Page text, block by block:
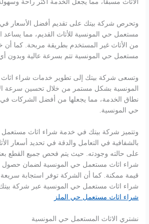
الأثاث مسبقًا، مما يجعل الخدمة أكثر راحة
وتحرص شركة بيتك على تقديم أفضل الأسعار
مستعمل حي المونسية للأثاث القديم، مما يساعد
من الأثاث غير المستخدم بطريقة مربحة. كما أن
مستعمل حي المونسية تتم بسرعة عالية وبدون أي
وتسعى شركة بيتك إلى تطوير خدمات شراء
المونسية بشكل مستمر من خلال تحسين سرعة
نطاق الخدمة، مما يجعلها من أفضل الشركات في
حي المونسية.
وتتميز شركة بيتك في خدمة شراء اثاث مستعمل
بالشفافية في التعامل والدقة في تحديد أسعار
على حالته وجودته. حيث يتم فحص جميع القطع
شراء اثاث مستعمل حي المونسية لضمان حصول
قيمة ممكنة. كما أن الشركة توفر استجابة
شراء اثاث مستعمل حي المونسية عبر شركة بيتك
شراء اثاث مستعمل حي الملز
نشتري الاثاث المستعمل حي المونسية